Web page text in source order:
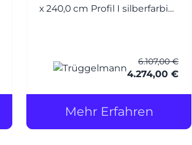
x 240,0 cm Profil I silberfarbig
Splitterschutzfolie) 2-läufig -
stehende Tür - m. Griffleiste,
Wa
6.107,00 €
4.274,00 €
Mehr Erfahren